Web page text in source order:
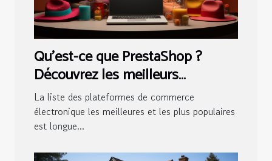
Qu'est-ce que PrestaShop ?
Découvrez les meilleurs
avantages de cette solution
La liste des plateformes de commerce
électronique les meilleures et les plus populaires
est longue...